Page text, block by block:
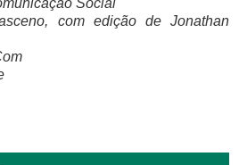
de Acessibilidade e Inclusão
Social
com edição de Jonathan